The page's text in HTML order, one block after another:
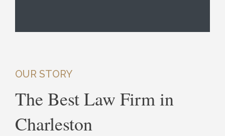
OUR STORY
The Best Law Firm in
Charleston